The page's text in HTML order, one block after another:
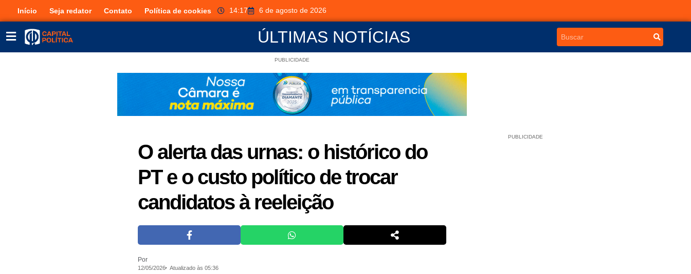
Início Seja redator Contato Política de cookies 14:17 6 de agosto de 2026
ÚLTIMAS NOTÍCIAS
PUBLICIDADE
O alerta das urnas: o histórico do
PT e o custo político de trocar
candidatos à reeleição
Por
12/05/2026 Atualizado às 05:36
PUBLICIDADE